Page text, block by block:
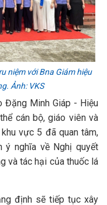
niệm với Bna Giám hiệu
Ảnh: VKS
Đặng Minh Giáp - Hiệu
cán bộ, giáo viên và
vực 5 đã quan tâm,
ý nghĩa về Nghị quyết
và tác hại của thuốc lá
định sẽ tiếp tục xây